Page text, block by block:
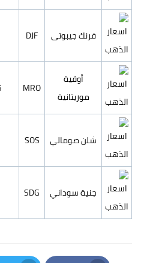
7025.98
6148.84
14075.75
12318.5
21648.9
18946.2
253.76
222.08